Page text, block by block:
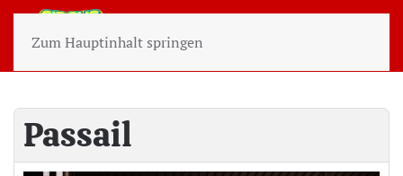
Zum Hauptinhalt springen
Passail